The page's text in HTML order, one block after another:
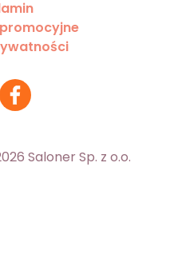
Saloner Sp. z o.o.